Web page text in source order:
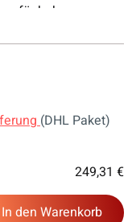
für hohe
Sauna-
(DHL Paket)
249,31 €
In den Warenkorb